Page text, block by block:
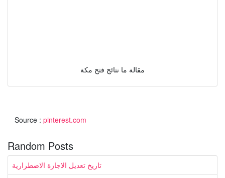
مقالة ما نتائج فتح مكة
Source : pinterest.com
Random Posts
تاريخ تعديل الاجازة الاضطرارية